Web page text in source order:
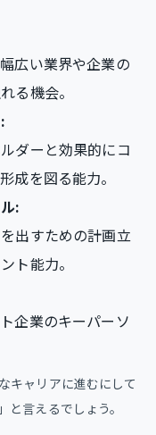
広い業界や企業の
る機会。
ダーと効果的にコ
成を図る能力。
:
出すための計画立
ト能力。
企業のキーパーソ
キャリアに進むにして
言えるでしょう。